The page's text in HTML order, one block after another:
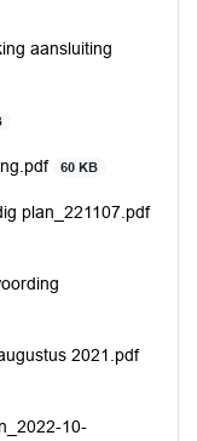
aansluiting
60 KB
plan_221107.pdf
2021.pdf
10-